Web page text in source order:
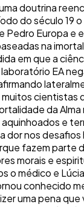
doutrina
do século 19
Pedro Europa e
na
em que a
EA
muitos cientistas
da Alma
e
dor nos desafios
fazem parte
morais e
o médico e
conhecido
uma pena